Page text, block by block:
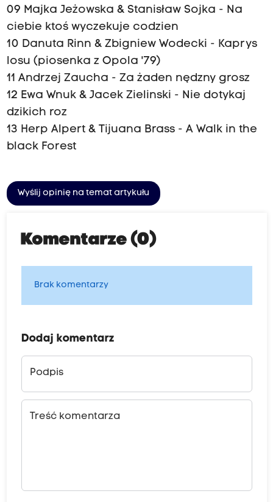
09 Majka Jeżowska & Stanisław Sojka - Na
ciebie ktoś wyczekuje codzien
10 Danuta Rinn & Zbigniew Wodecki - Kaprys
losu (piosenka z Opola '79)
11 Andrzej Zaucha - Za żaden nędzny grosz
12 Ewa Wnuk & Jacek Zielinski - Nie dotykaj
dzikich roz
13 Herp Alpert & Tijuana Brass - A Walk in the
black Forest
Wyślij opinię na temat artykułu
Komentarze (0)
Brak komentarzy
Dodaj komentarz
Podpis
Treść komentarza